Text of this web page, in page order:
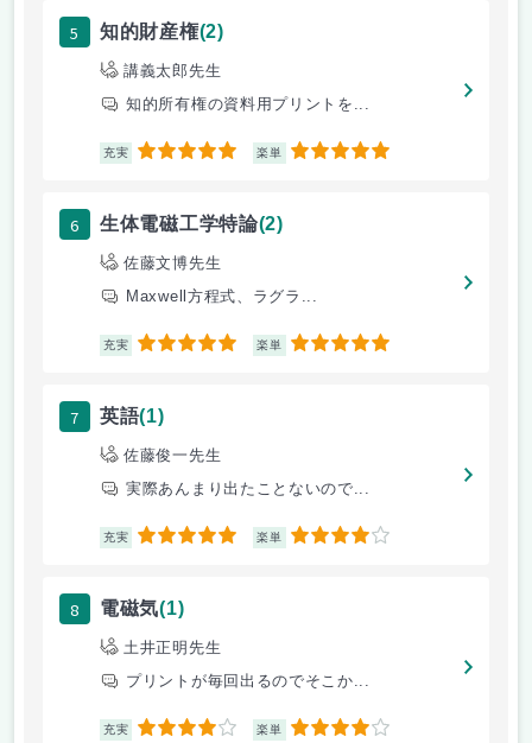
5 知的財産権(2)
講義太郎先生
知的所有権の資料用プリントを...
充実 5 楽単 5
6 生体電磁工学特論(2)
佐藤文博先生
Maxwell方程式、ラグラ...
充実 5 楽単 5
7 英語(1)
佐藤俊一先生
実際あんまり出たことないので...
充実 5 楽単 4
8 電磁気(1)
土井正明先生
プリントが毎回出るのでそこか...
充実 4 楽単 4